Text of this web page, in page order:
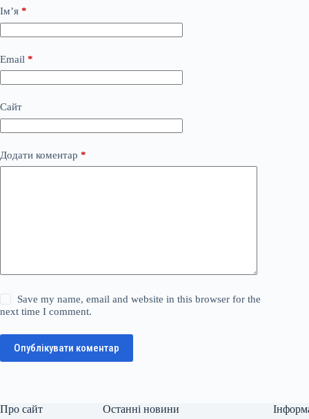
Ім’я *
Email *
Сайт
Додати коментар *
Save my name, email and website in this browser for the
next time I comment.
Опублікувати коментар
Про сайт Останні новини